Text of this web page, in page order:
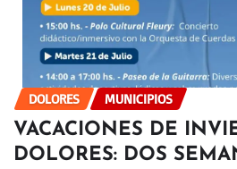
DOLORES MUNICIPIOS
VACACIONES DE
DOLORES: DOS